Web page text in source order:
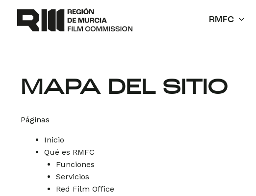
contenido
RMFC
MAPA DEL SITIO
Páginas
Inicio
Qué es RMFC
Funciones
Servicios
Red Film Office